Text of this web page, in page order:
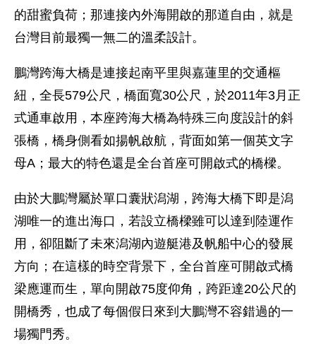
的甜蜜負荷；那連接內外海開啟的那道自由，就是
台灣目前最獨一無二的溫柔設計。
鵬灣跨海大橋是連接起南平里與嘉蓮里的交通樞
紐，全長579公尺，橋面寬30公尺，於2011年3月正
式通車啟用，本座跨海大橋為特殊三向度設計的斜
張橋，橋身側看如揚帆啟航，背面如第一個英文字
母A；最大的特色還是全台首座可開啟式的橋樑。
由於大鵬灣屬於單口囊狀潟湖，跨海大橋下即是潟
湖唯一的進出海口，若設立橋樑雖可以達到陸運作
用，卻阻斷了未來潟湖內遊艇港及帆船中心的發展
方向；在這樣的時空背景下，全台首座可開啟式橋
梁應運而生，單向開啟75度仰角，跨距達20公尺的
開橋秀，也成了每個假日來到大鵬灣不容錯過的一
場獨門秀。